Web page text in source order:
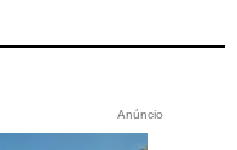
Anúncio